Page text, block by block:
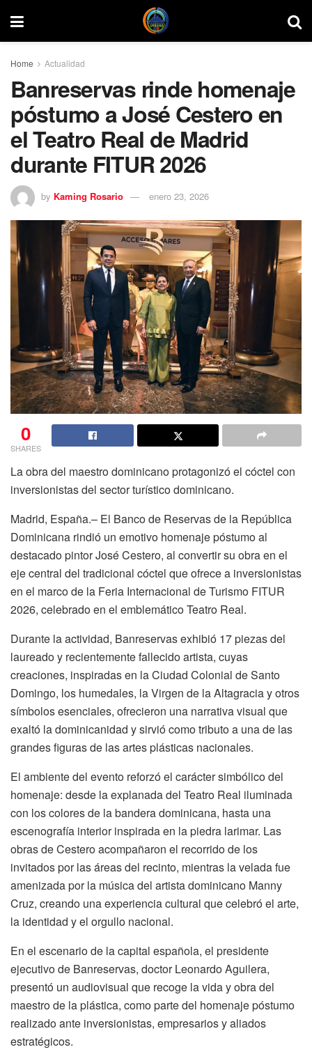
Home Actualidad
Banreservas rinde homenaje
póstumo a José Cestero en
el Teatro Real de Madrid
durante FITUR 2026
by Kaming Rosario enero 23, 2026
0
SHARES
La obra del maestro dominicano protagonizó el cóctel con
inversionistas del sector turístico dominicano.
Madrid, España.– El Banco de Reservas de la República
Dominicana rindió un emotivo homenaje póstumo al
destacado pintor José Cestero, al convertir su obra en el
eje central del tradicional cóctel que ofrece a inversionistas
en el marco de la Feria Internacional de Turismo FITUR
2026, celebrado en el emblemático Teatro Real.
Durante la actividad, Banreservas exhibió 17 piezas del
laureado y recientemente fallecido artista, cuyas
creaciones, inspiradas en la Ciudad Colonial de Santo
Domingo, los humedales, la Virgen de la Altagracia y otros
símbolos esenciales, ofrecieron una narrativa visual que
exaltó la dominicanidad y sirvió como tributo a una de las
grandes figuras de las artes plásticas nacionales.
El ambiente del evento reforzó el carácter simbólico del
homenaje: desde la explanada del Teatro Real iluminada
con los colores de la bandera dominicana, hasta una
escenografía interior inspirada en la piedra larimar. Las
obras de Cestero acompañaron el recorrido de los
invitados por las áreas del recinto, mientras la velada fue
amenizada por la música del artista dominicano Manny
Cruz, creando una experiencia cultural que celebró el arte,
la identidad y el orgullo nacional.
En el escenario de la capital española, el presidente
ejecutivo de Banreservas, doctor Leonardo Aguilera,
presentó un audiovisual que recoge la vida y obra del
maestro de la plástica, como parte del homenaje póstumo
realizado ante inversionistas, empresarios y aliados
estratégicos.